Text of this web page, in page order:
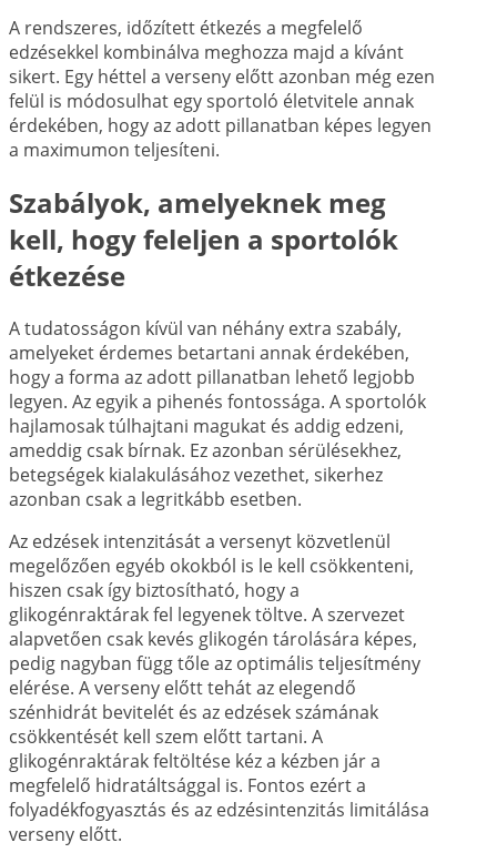
A rendszeres, időzített étkezés a megfelelő
edzésekkel kombinálva meghozza majd a kívánt
sikert. Egy héttel a verseny előtt azonban még ezen
felül is módosulhat egy sportoló életvitele annak
érdekében, hogy az adott pillanatban képes legyen
a maximumon teljesíteni.
Szabályok, amelyeknek meg
kell, hogy feleljen a sportolók
étkezése
A tudatosságon kívül van néhány extra szabály,
amelyeket érdemes betartani annak érdekében,
hogy a forma az adott pillanatban lehető legjobb
legyen. Az egyik a pihenés fontossága. A sportolók
hajlamosak túlhajtani magukat és addig edzeni,
ameddig csak bírnak. Ez azonban sérülésekhez,
betegségek kialakulásához vezethet, sikerhez
azonban csak a legritkább esetben.
Az edzések intenzitását a versenyt közvetlenül
megelőzően egyéb okokból is le kell csökkenteni,
hiszen csak így biztosítható, hogy a
glikogénraktárak fel legyenek töltve. A szervezet
alapvetően csak kevés glikogén tárolására képes,
pedig nagyban függ tőle az optimális teljesítmény
elérése. A verseny előtt tehát az elegendő
szénhidrát bevitelét és az edzések számának
csökkentését kell szem előtt tartani. A
glikogénraktárak feltöltése kéz a kézben jár a
megfelelő hidratáltsággal is. Fontos ezért a
folyadékfogyasztás és az edzésintenzitás limitálása
verseny előtt.